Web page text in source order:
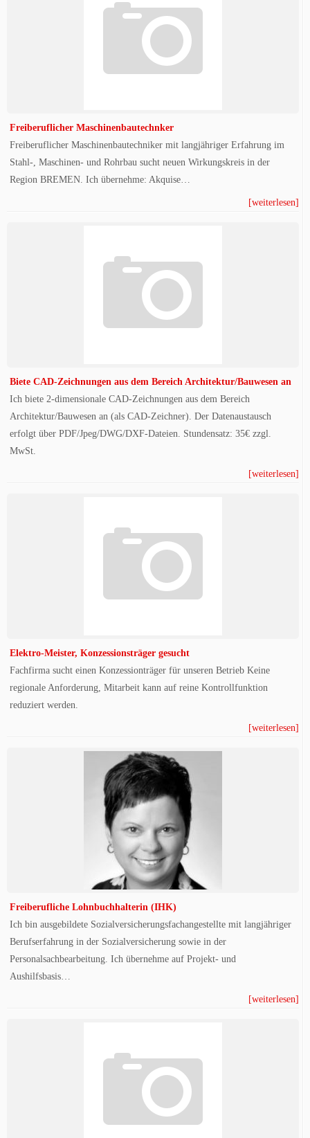
Freiberuflicher Maschinenbautechnker
Freiberuflicher Maschinenbautechniker mit langjähriger Erfahrung im
Stahl-, Maschinen- und Rohrbau sucht neuen Wirkungskreis in der
Region BREMEN. Ich übernehme: Akquise…
[weiterlesen]
Biete CAD-Zeichnungen aus dem Bereich Architektur/Bauwesen an
Ich biete 2-dimensionale CAD-Zeichnungen aus dem Bereich
Architektur/Bauwesen an (als CAD-Zeichner). Der Datenaustausch
erfolgt über PDF/Jpeg/DWG/DXF-Dateien. Stundensatz: 35€ zzgl.
MwSt.
[weiterlesen]
Elektro-Meister, Konzessionsträger gesucht
Fachfirma sucht einen Konzessionträger für unseren Betrieb Keine
regionale Anforderung, Mitarbeit kann auf reine Kontrollfunktion
reduziert werden.
[weiterlesen]
Freiberufliche Lohnbuchhalterin (IHK)
Ich bin ausgebildete Sozialversicherungsfachangestellte mit langjähriger
Berufserfahrung in der Sozialversicherung sowie in der
Personalsachbearbeitung. Ich übernehme auf Projekt- und
Aushilfsbasis…
[weiterlesen]